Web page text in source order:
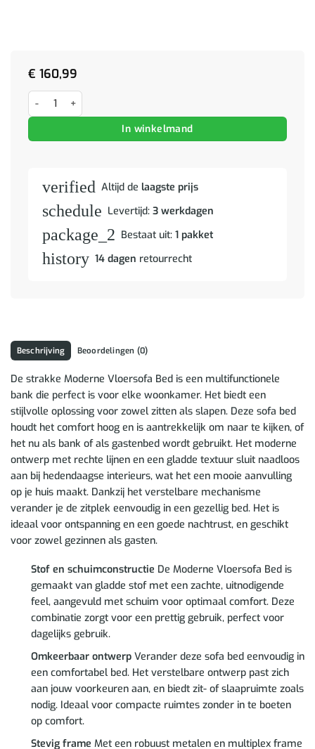
€ 160,99
Vloersofa Bed 2-in-1 Wolk Grijs 124x71x78 cm Bekleding aantal
In winkelmand
verified Altijd de laagste prijs
schedule Levertijd: 3 werkdagen
package_2 Bestaat uit: 1 pakket
history 14 dagen retourrecht
Beschrijving Beoordelingen (0)
De strakke Moderne Vloersofa Bed is een multifunctionele
bank die perfect is voor elke woonkamer. Het biedt een
stijlvolle oplossing voor zowel zitten als slapen. Deze sofa bed
houdt het comfort hoog en is aantrekkelijk om naar te kijken, of
het nu als bank of als gastenbed wordt gebruikt. Het moderne
ontwerp met rechte lijnen en een gladde textuur sluit naadloos
aan bij hedendaagse interieurs, wat het een mooie aanvulling
op je huis maakt. Dankzij het verstelbare mechanisme
verander je de zitplek eenvoudig in een gezellig bed. Het is
ideaal voor ontspanning en een goede nachtrust, en geschikt
voor zowel gezinnen als gasten.
Stof en schuimconstructie De Moderne Vloersofa Bed is
gemaakt van gladde stof met een zachte, uitnodigende
feel, aangevuld met schuim voor optimaal comfort. Deze
combinatie zorgt voor een prettig gebruik, perfect voor
dagelijks gebruik.
Omkeerbaar ontwerpVerander deze sofa bed eenvoudig in
een comfortabel bed. Het verstelbare ontwerp past zich
aan jouw voorkeuren aan, en biedt zit- of slaapruimte zoals
nodig. Ideaal voor compacte ruimtes zonder in te boeten
op comfort.
Stevig frame Met een robuust metalen en multiplex frame